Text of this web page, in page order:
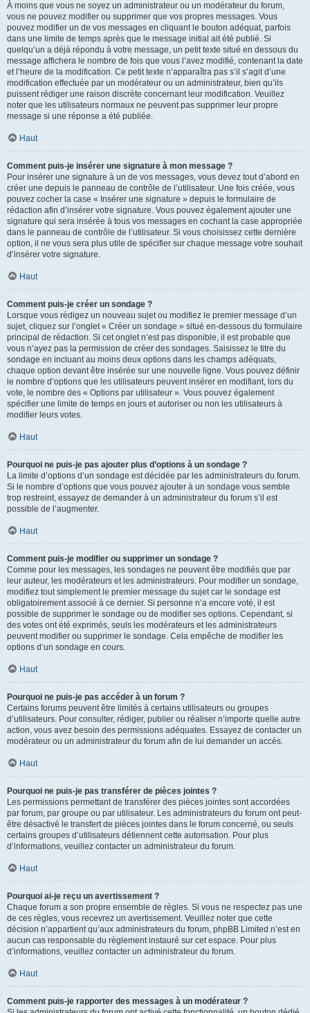
À moins que vous ne soyez un administrateur ou un modérateur du forum,
vous ne pouvez modifier ou supprimer que vos propres messages. Vous
pouvez modifier un de vos messages en cliquant le bouton adéquat, parfois
dans une limite de temps après que le message initial ait été publié. Si
quelqu’un a déjà répondu à votre message, un petit texte situé en dessous du
message affichera le nombre de fois que vous l’avez modifié, contenant la date
et l’heure de la modification. Ce petit texte n’apparaîtra pas s’il s’agit d’une
modification effectuée par un modérateur ou un administrateur, bien qu’ils
puissent rédiger une raison discrète concernant leur modification. Veuillez
noter que les utilisateurs normaux ne peuvent pas supprimer leur propre
message si une réponse a été publiée.
Haut
Comment puis-je insérer une signature à mon message ?
Pour insérer une signature à un de vos messages, vous devez tout d’abord en
créer une depuis le panneau de contrôle de l’utilisateur. Une fois créée, vous
pouvez cocher la case « Insérer une signature » depuis le formulaire de
rédaction afin d’insérer votre signature. Vous pouvez également ajouter une
signature qui sera insérée à tous vos messages en cochant la case appropriée
dans le panneau de contrôle de l’utilisateur. Si vous choisissez cette dernière
option, il ne vous sera plus utile de spécifier sur chaque message votre souhait
d’insérer votre signature.
Haut
Comment puis-je créer un sondage ?
Lorsque vous rédigez un nouveau sujet ou modifiez le premier message d’un
sujet, cliquez sur l’onglet « Créer un sondage » situé en-dessous du formulaire
principal de rédaction. Si cet onglet n’est pas disponible, il est probable que
vous n’ayez pas la permission de créer des sondages. Saisissez le titre du
sondage en incluant au moins deux options dans les champs adéquats,
chaque option devant être insérée sur une nouvelle ligne. Vous pouvez définir
le nombre d’options que les utilisateurs peuvent insérer en modifiant, lors du
vote, le nombre des « Options par utilisateur ». Vous pouvez également
spécifier une limite de temps en jours et autoriser ou non les utilisateurs à
modifier leurs votes.
Haut
Pourquoi ne puis-je pas ajouter plus d’options à un sondage ?
La limite d’options d’un sondage est décidée par les administrateurs du forum.
Si le nombre d’options que vous pouvez ajouter à un sondage vous semble
trop restreint, essayez de demander à un administrateur du forum s’il est
possible de l’augmenter.
Haut
Comment puis-je modifier ou supprimer un sondage ?
Comme pour les messages, les sondages ne peuvent être modifiés que par
leur auteur, les modérateurs et les administrateurs. Pour modifier un sondage,
modifiez tout simplement le premier message du sujet car le sondage est
obligatoirement associé à ce dernier. Si personne n’a encore voté, il est
possible de supprimer le sondage ou de modifier ses options. Cependant, si
des votes ont été exprimés, seuls les modérateurs et les administrateurs
peuvent modifier ou supprimer le sondage. Cela empêche de modifier les
options d’un sondage en cours.
Haut
Pourquoi ne puis-je pas accéder à un forum ?
Certains forums peuvent être limités à certains utilisateurs ou groupes
d’utilisateurs. Pour consulter, rédiger, publier ou réaliser n’importe quelle autre
action, vous avez besoin des permissions adéquates. Essayez de contacter un
modérateur ou un administrateur du forum afin de lui demander un accès.
Haut
Pourquoi ne puis-je pas transférer de pièces jointes ?
Les permissions permettant de transférer des pièces jointes sont accordées
par forum, par groupe ou par utilisateur. Les administrateurs du forum ont peut-
être désactivé le transfert de pièces jointes dans le forum concerné, ou seuls
certains groupes d’utilisateurs détiennent cette autorisation. Pour plus
d’informations, veuillez contacter un administrateur du forum.
Haut
Pourquoi ai-je reçu un avertissement ?
Chaque forum a son propre ensemble de règles. Si vous ne respectez pas une
de ces règles, vous recevrez un avertissement. Veuillez noter que cette
décision n’appartient qu’aux administrateurs du forum, phpBB Limited n’est en
aucun cas responsable du règlement instauré sur cet espace. Pour plus
d’informations, veuillez contacter un administrateur du forum.
Haut
Comment puis-je rapporter des messages à un modérateur ?